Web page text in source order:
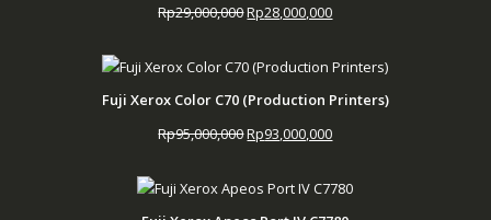
Rp29,000,000Harga
adalah:
Rp28,000,000Harga
ini
Rp28,000,000.
Fuji Xerox Color C70 (Production Printers)
Rp95,000,000Harga
adalah:
Rp93,000,000Harga
ini